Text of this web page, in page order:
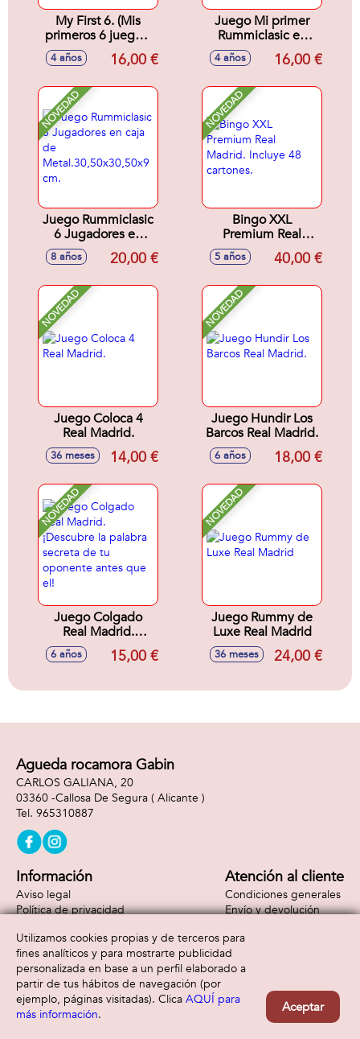
My First 6. (Mis
primeros 6 juegos)
Tangram,Mikado,Parchís,
Oca, Dominó y
4 años 16,00 €
Juego Mi primer
Rummiclasic en
caja de metal. Tapiz
32x42 cm se
4 años 16,00 €
NOVEDAD
Juego Rummiclasic
6 Jugadores en
caja de
Metal.30,50x30,50x9
8 años 20,00 €
NOVEDAD
Bingo XXL
Premium Real
Madrid. Incluye 48
cartones.
5 años 40,00 €
NOVEDAD
Juego Coloca 4
Real Madrid.
36 meses 14,00 €
NOVEDAD
Juego Hundir Los
Barcos Real Madrid.
6 años 18,00 €
NOVEDAD
Juego Colgado
Real Madrid.
¡Descubre la
palabra secreta de
que el!
6 años 15,00 €
NOVEDAD
Juego Rummy de
Luxe Real Madrid
36 meses 24,00 €
Agueda rocamora Gabin
CARLOS GALIANA, 20
03360 -Callosa De Segura ( Alicante )
965310887
Información
Aviso legal
Política de privacidad
Atención al cliente
Condiciones generales
Envío y devolución
Formas de pago
Utilizamos cookies propias y de terceros para
fines analíticos y para mostrarte publicidad
personalizada en base a un perfil elaborado a
partir de tus hábitos de navegación (por
ejemplo, páginas visitadas). Clica AQUÍ para
más información.
Aceptar